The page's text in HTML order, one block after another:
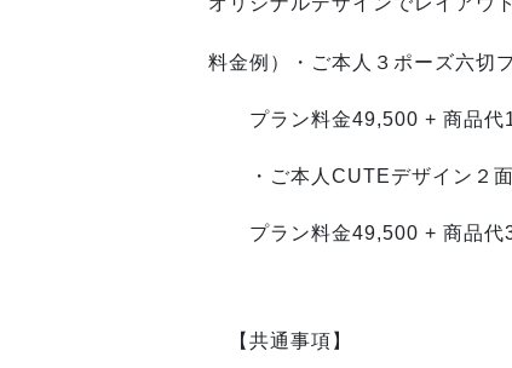
料金例）・ご本人３ポーズ六切
プラン料金49,500 + 商品代
・ご本人CUTEデザイン２面
プラン料金49,500 + 商品代
【共通事項】